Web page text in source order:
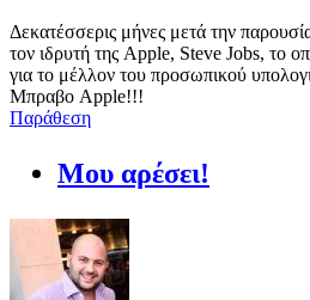
Δεκατέσσερις μήνες μετά την
τον ιδρυτή της Apple, Steve Jobs, το
για το μέλλον του προσωπικού
Μπραβο Apple!!!
Παράθεση
Μου αρέσει!